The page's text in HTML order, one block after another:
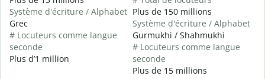
Système d'écriture / Alphabet
Grec
# Locuteurs comme langue
seconde
Plus d’1 million
Plus de 150 millions
Système d'écriture / Alphabet
Gurmukhi / Shahmukhi
# Locuteurs comme langue
seconde
Plus de 15 millions